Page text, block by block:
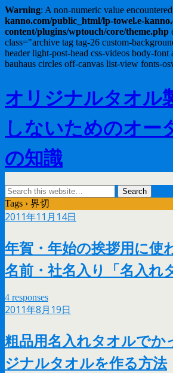
Warning: A non-numeric value
kanno.com/public_html/lp-towel.e-
content/plugins/wptouch/core/theme.php
class="archive tag tag-26 custom-
header light-post-head css-videos body-font
bauhaus circles off-canvas list-view fonts-
オリジナルタオル
しないためのオー
の知識
Tags › 界切
2011年11月14日
年賀・年始の挨拶用に使
名前・社名入り「名入れ
4 responses
2011年8月19日
粗品用名入れタオルでか
ジナルタオルを作る方法